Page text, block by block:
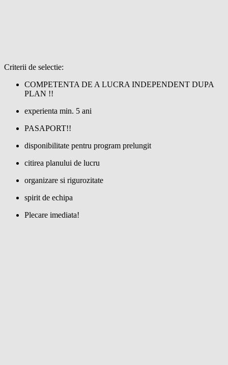
Criterii de selectie:
COMPETENTA DE A LUCRA INDEPENDENT DUPA
PLAN !!
experienta min. 5 ani
PASAPORT!!
disponibilitate pentru program prelungit
citirea planului de lucru
organizare si rigurozitate
spirit de echipa
Plecare imediata!